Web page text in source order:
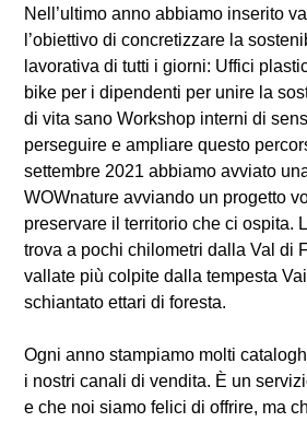
Nell’ultimo anno abbiamo inserito
l’obiettivo di concretizzare la
lavorativa di tutti i giorni: Uffici
bike per i dipendenti per unire la
di vita sano Workshop interni di
perseguire e ampliare questo
settembre 2021 abbiamo avviato
WOWnature avviando un progetto
preservare il territorio che ci ospita.
trova a pochi chilometri dalla Val di
vallate più colpite dalla tempesta
schiantato ettari di foresta.
Ogni anno stampiamo molti
i nostri canali di vendita. È un
e che noi siamo felici di offrire, ma